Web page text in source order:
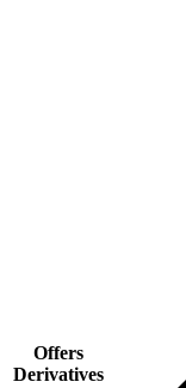
Offers
Derivatives